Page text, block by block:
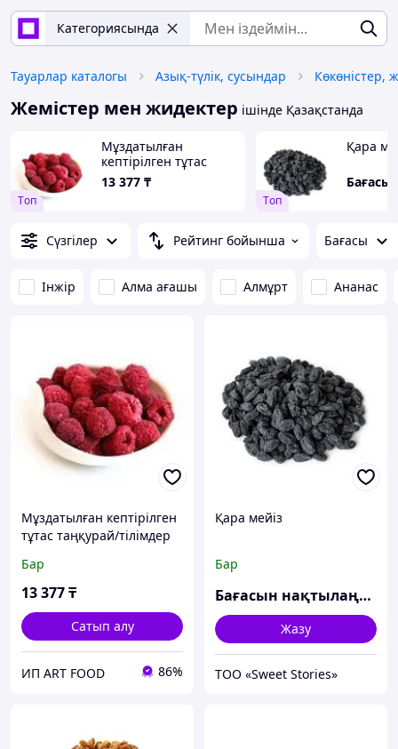
Категориясында
Тауарлар каталогы Азық-түлік, сусындар
Жемістер мен жидектер ішінде Қазақстанда
Tоп
Мұздатылған
кептірілген тұтас
таңқурай/тілімдер
13 377 ₸
Tоп
Қара
Сүзгілер Рейтинг бойынша Бағасы
Інжір Алма ағашы Алмұрт Ананас
Мұздатылған кептірілген
тұтас таңқурай/тілімдер
Бар
13 377₸
Сатып алу
ИП ART FOOD 86%
Қара мейіз
Бар
Бағасын нақтылаңыз
Жазу
ТОО «Sweet Stories»